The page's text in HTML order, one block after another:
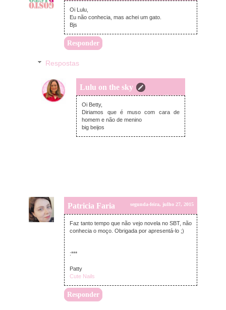
Oi Lulu,
Eu não conhecia, mas achei um gato.
Bjs
Responder
Respostas
Lulu on the sky
segunda-feira, julho 27, 2015
Oi Betty,
Diriamos que é muso com cara de
homem e não de menino
big beijos
Patricia Faria segunda-feira, julho 27, 2015
Faz tanto tempo que não vejo novela no SBT, não
conhecia o moço. Obrigada por apresentá-lo ;)
:***
Patty
Cute Nails
Responder